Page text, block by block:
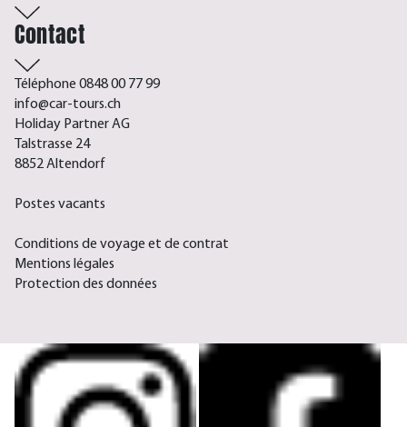
Contact
Téléphone 0848 00 77 99
info@car-tours.ch
Holiday Partner AG
Talstrasse 24
8852 Altendorf
Postes vacants
Conditions de voyage et de contrat
Mentions légales
Protection des données